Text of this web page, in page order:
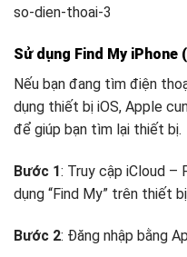
so-dien-thoai-3
Sử dụng Find My iPhone
Nếu bạn đang tìm điện
dụng thiết bị iOS, Apple
để giúp bạn tìm lại thiết bị.
Bước 1: Truy cập iCloud –
dụng “Find My” trên thiết
Bước 2: Đăng nhập bằng